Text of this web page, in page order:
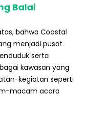
Balai
bahwa Coastal
menjadi pusat
serta
kawasan yang
kegiatan seperti
macam acara